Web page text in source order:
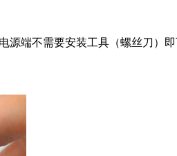
源端不需要安装工具（螺丝刀）